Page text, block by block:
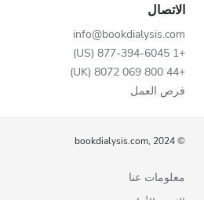
الاتصال
info@bookdialysis.com
+1 877-394-6045 (US)
+44 800 069 8072 (UK)
فرص العمل
© bookdialysis.com, 2024
معلومات عنا